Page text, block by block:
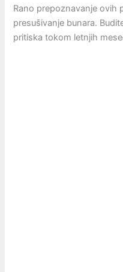
Rano prepoznavanje ovih
presušivanje bunara.
pritiska tokom letnjih